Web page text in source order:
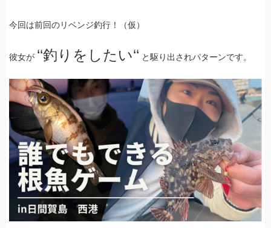
今回は前回のリベンジ釣行！（仮）
彼女が ‘‘釣りをしたい‘‘ と駆り出されパターンです。